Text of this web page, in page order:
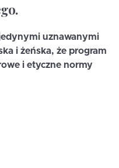
uznawanymi
i żeńska, że program
i etyczne normy